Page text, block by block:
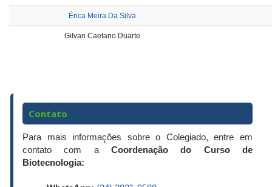
Érica Meira Da Silva
Gilvan Caetano Duarte
Contato
Para mais informações sobre o Colegiado, entre em
contato com a Coordenação do Curso de
Biotecnologia: